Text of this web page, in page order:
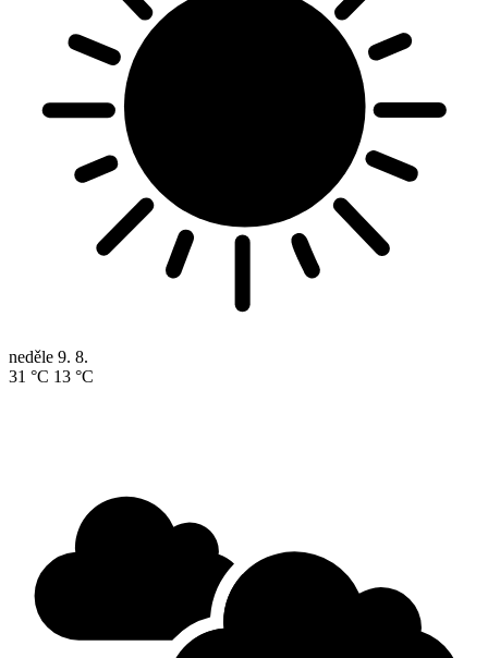
neděle 9. 8.
31 °C 13 °C